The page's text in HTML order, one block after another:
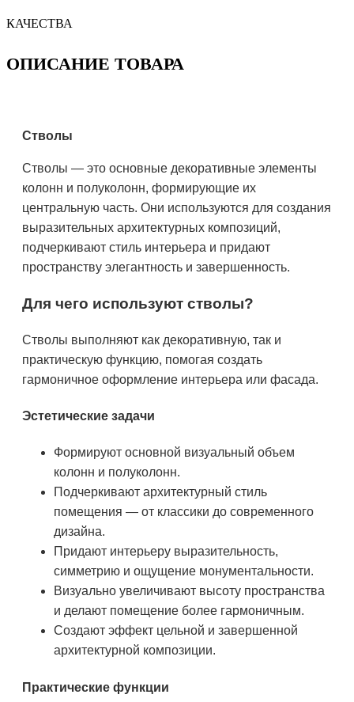
КАЧЕСТВА
ОПИСАНИЕ ТОВАРА
Стволы
Стволы — это основные декоративные элементы
колонн и полуколонн, формирующие их
центральную часть. Они используются для создания
выразительных архитектурных композиций,
подчеркивают стиль интерьера и придают
пространству элегантность и завершенность.
Для чего используют стволы?
Стволы выполняют как декоративную, так и
практическую функцию, помогая создать
гармоничное оформление интерьера или фасада.
Эстетические задачи
Формируют основной визуальный объем
колонн и полуколонн.
Подчеркивают архитектурный стиль
помещения — от классики до современного
дизайна.
Придают интерьеру выразительность,
симметрию и ощущение монументальности.
Визуально увеличивают высоту пространства
и делают помещение более гармоничным.
Создают эффект цельной и завершенной
архитектурной композиции.
Практические функции